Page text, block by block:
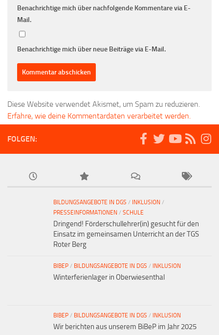
Benachrichtige mich über nachfolgende Kommentare via E-
Mail.
Benachrichtige mich über neue Beiträge via E-Mail.
Diese Website verwendet Akismet, um Spam zu reduzieren.
Erfahre, wie deine Kommentardaten verarbeitet werden.
FOLGEN:
BILDUNGSANGEBOTE IN DGS / INKLUSION /
PRESSEINFORMATIONEN / SCHULE
Dringend! Förderschullehrer(in) gesucht für den
Einsatz im gemeinsamen Unterricht an der TGS
Roter Berg
BIBEP / BILDUNGSANGEBOTE IN DGS / INKLUSION
Winterferienlager in Oberwiesenthal
BIBEP / BILDUNGSANGEBOTE IN DGS / INKLUSION
Wir berichten aus unserem BiBeP im Jahr 2025